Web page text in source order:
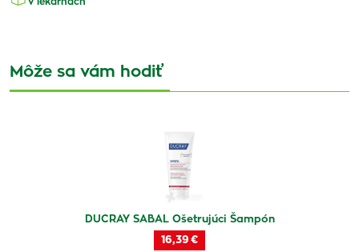
Môže sa vám hodiť
DUCRAY SABAL Ošetrujúci Šampón
16,39 €